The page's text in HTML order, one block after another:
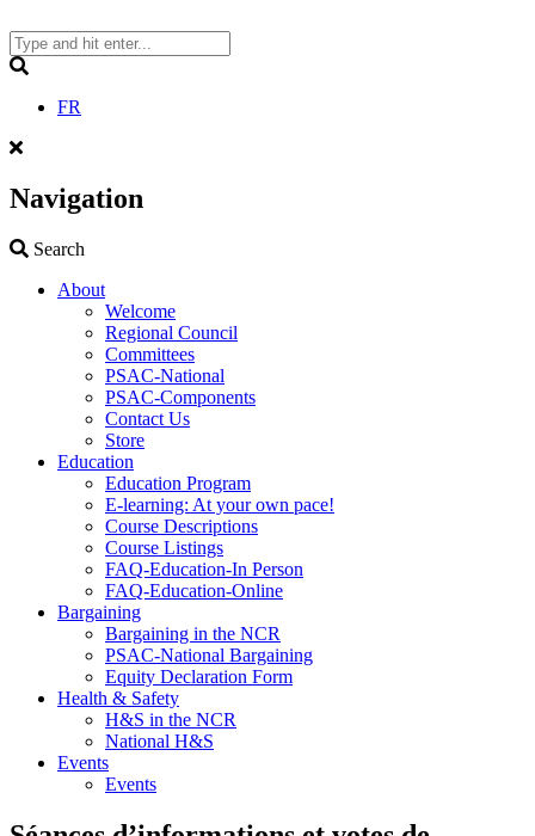
to
content
FR
Navigation
Search
About
Welcome
Regional Council
Committees
PSAC-National
PSAC-Components
Contact Us
Store
Education
Education Program
E-learning: At your own pace!
Course Descriptions
Course Listings
FAQ-Education-In Person
FAQ-Education-Online
Bargaining
Bargaining in the NCR
PSAC-National Bargaining
Equity Declaration Form
Health & Safety
H&S in the NCR
National H&S
Events
Events